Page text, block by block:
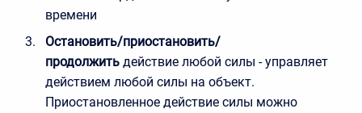
времени
Остановить/приостановить/
продолжить действие любой силы - управляет
действием любой силы на объект.
Приостановленное действие силы можно